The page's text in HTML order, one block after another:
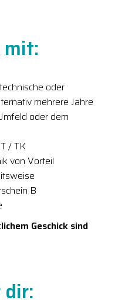
mit:
oder
mehrere Jahre
oder dem
/ TK
von Vorteil
B
Geschick sind